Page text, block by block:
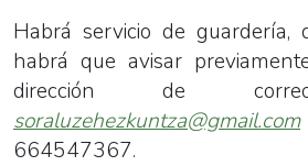
Habrá servicio de guardería,
habrá que avisar
dirección de
soraluzehezkuntza@gmail.com
664547367.